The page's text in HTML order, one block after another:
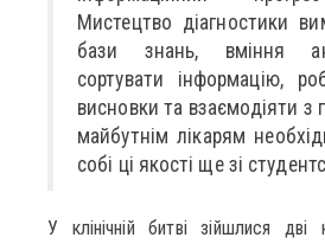
Мистецтво діагностики
бази знань, вміння
сортувати інформацію,
висновки та взаємодіяти з
майбутнім лікарям
собі ці якості ще зі
У клінічній битві зійшлися